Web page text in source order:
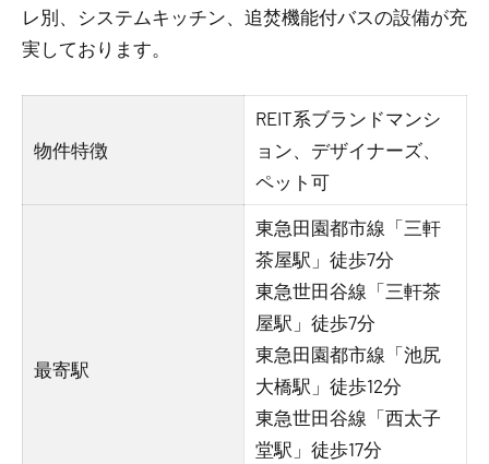
レ別、システムキッチン、追焚機能付バスの設備が充
実しております。
物件特徴
REIT系ブランドマンシ
ョン、デザイナーズ、
ペット可
最寄駅
東急田園都市線「三軒
茶屋駅」徒歩7分
東急世田谷線「三軒茶
屋駅」徒歩7分
東急田園都市線「池尻
大橋駅」徒歩12分
東急世田谷線「西太子
堂駅」徒歩17分